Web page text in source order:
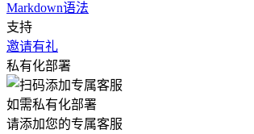
Markdown语法
支持
邀请有礼
私有化部署
如需私有化部署
请添加您的专属客服